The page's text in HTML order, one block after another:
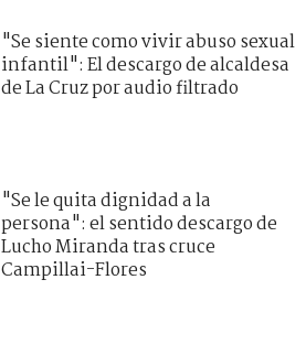
"Se siente como vivir abuso sexual
infantil": El descargo de alcaldesa
de La Cruz por audio filtrado
"Se le quita dignidad a la
persona": el sentido descargo de
Lucho Miranda tras cruce
Campillai-Flores